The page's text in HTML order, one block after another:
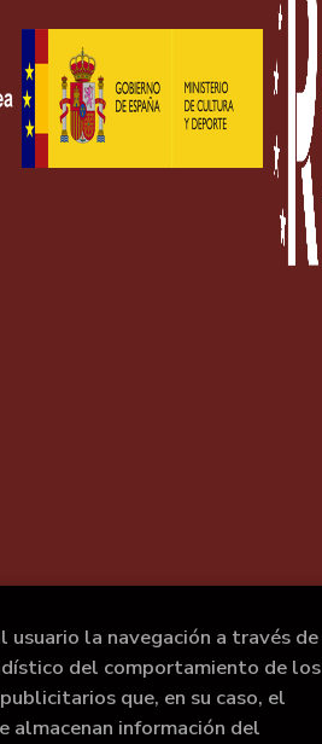
la navegación a través de
del comportamiento de los
que, en su caso, el
almacenan información del